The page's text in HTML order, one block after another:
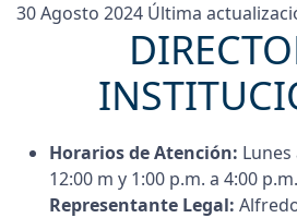
30 Agosto 2024 Última
Horarios de Atención: Lunes
12:00 m y 1:00 p.m. a 4:00 p.m.
Representante Legal: